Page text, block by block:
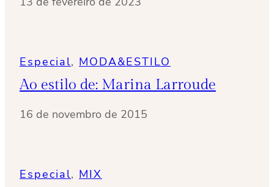
Especial, MODA&ESTILO
Ao estilo de: Marina Larroude
16 de novembro de 2015
Especial, MIX